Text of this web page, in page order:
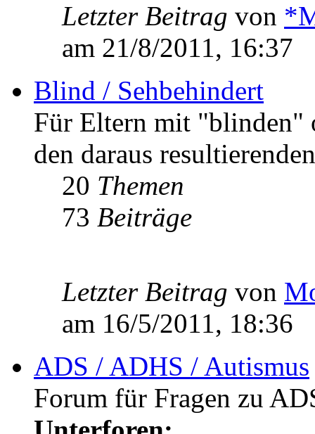
Letzter Beitrag von
am 21/8/2011, 16:37
Blind / Sehbehindert
Für Eltern mit "blinden"
den daraus
20 Themen
73 Beiträge
Letzter Beitrag von
am 16/5/2011, 18:36
ADS / ADHS / Autismus
Forum für Fragen zu